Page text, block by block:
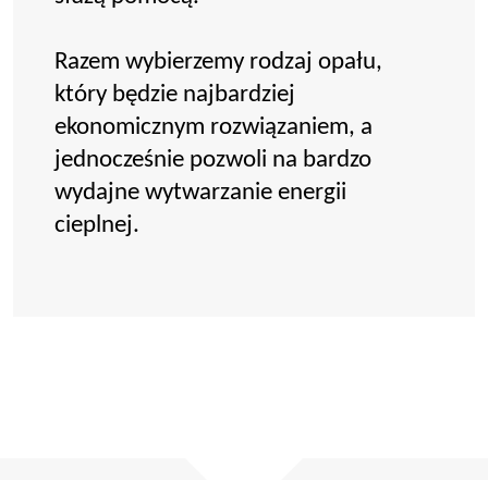
Razem wybierzemy rodzaj opału,
który będzie najbardziej
ekonomicznym rozwiązaniem, a
jednocześnie pozwoli na bardzo
wydajne wytwarzanie energii
cieplnej.